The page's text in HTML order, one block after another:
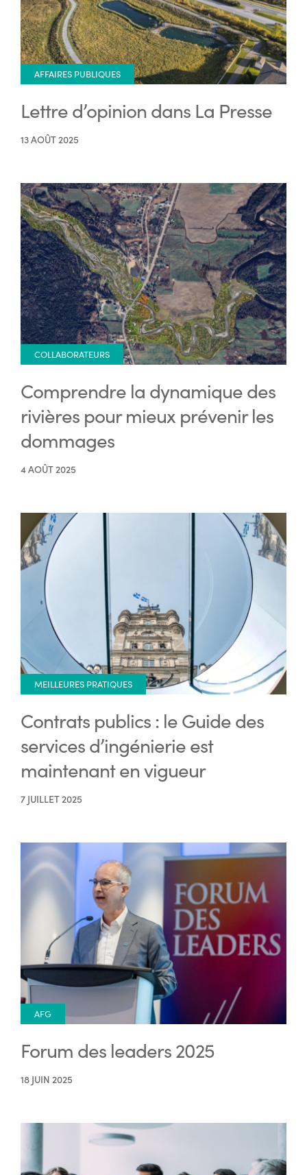
AFFAIRES PUBLIQUES
Lettre d’opinion dans La Presse
13 AOÛT 2025
COLLABORATEURS
Comprendre la dynamique des
rivières pour mieux prévenir les
dommages
4 AOÛT 2025
MEILLEURES PRATIQUES
Contrats publics : le Guide des
services d’ingénierie est
maintenant en vigueur
7 JUILLET 2025
AFG
Forum des leaders 2025
18 JUIN 2025